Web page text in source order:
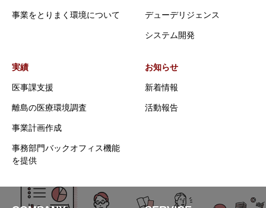
事業をとりまく環境について デューデリジェンス
システム開発
実績
医事課支援
離島の医療環境調査
事業計画作成
事務部門バックオフィス機能
を提供
お知らせ
新着情報
活動報告